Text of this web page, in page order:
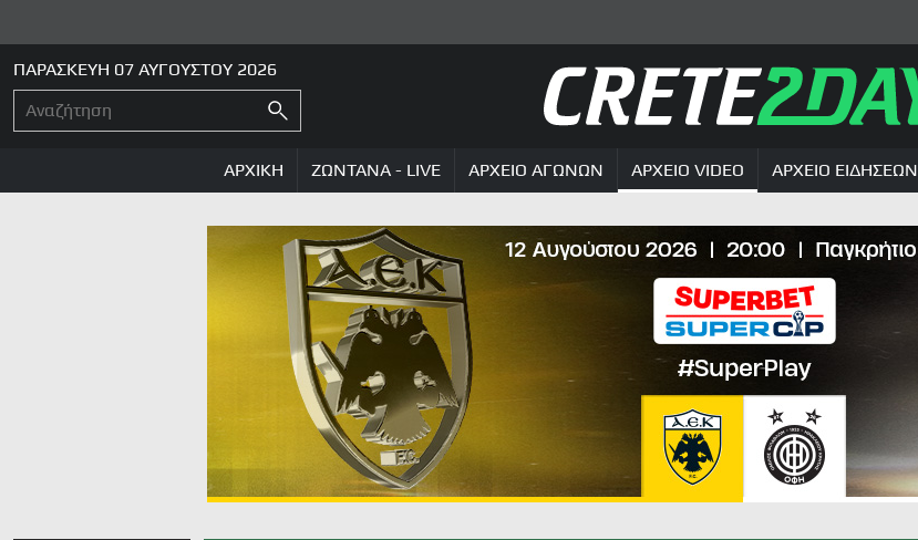
ΠΑΡΑΣΚΕΥΗ 07 ΑΥΓΟΥΣΤΟΥ 2026
ΑΡΧΙΚΗ ΖΩΝΤΑΝΑ - LIVE ΑΡΧΕΙΟ ΑΓΩΝΩΝ ΑΡΧΕΙΟ VIDEO ΑΡΧΕΙΟ ΕΙΔΗΣΕΩΝ